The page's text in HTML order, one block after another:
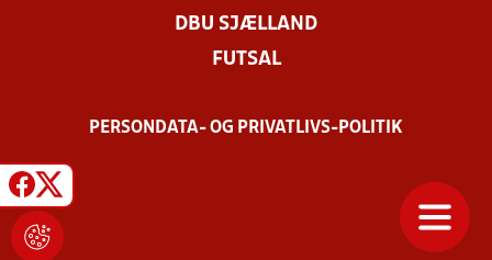
DBU SJÆLLAND
FUTSAL
PERSONDATA- OG PRIVATLIVS-POLITIK